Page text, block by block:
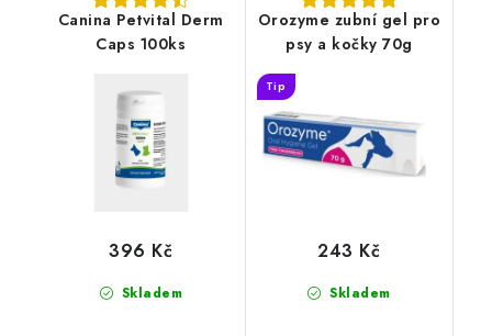
Canina Petvital Derm
Caps 100ks
Skladem
396 Kč
Orozyme zubní gel pro
psy a kočky 70g
Tip
Skladem
243 Kč